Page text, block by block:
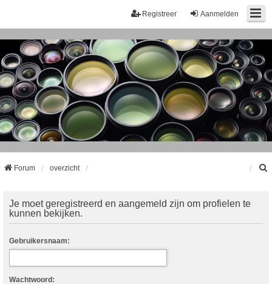
Aanmelden
Registreer
Forum overzicht
Je moet geregistreerd en aangemeld zijn om profielen te
kunnen bekijken.
Gebruikersnaam:
Wachtwoord: